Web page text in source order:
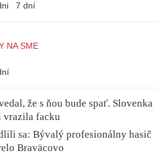
7 dní
NA SME
že s ňou bude spať. Slovenka
vrazila facku
sa: Bývalý profesionálny hasič
Braväcovo